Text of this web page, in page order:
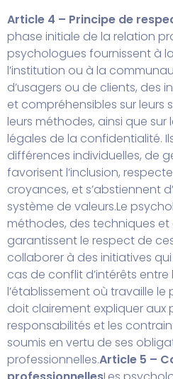
Article 4 – Principe de
phase initiale de la relation
psychologues fournissent à
l’institution ou à la
d’usagers ou de clients, des
et compréhensibles sur leurs
leurs méthodes, ainsi que sur
légales de la confidentialité.
différences individuelles, de
favorisent l’inclusion,
croyances, et s’abstiennent
système de valeurs.Le
méthodes, des techniques et
garantissent le respect de
collaborer à des initiatives
cas de conflit d’intérêts
l’établissement où travaille
doit clairement expliquer aux
responsabilités et les
soumis en vertu de ses
professionnelles.Article 5 –